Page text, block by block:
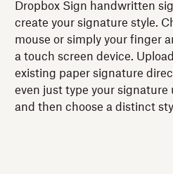
Dropbox Sign handwritten
create your signature style.
mouse or simply your finger
a touch screen device.
existing paper signature
even just type your signature
and then choose a distinct